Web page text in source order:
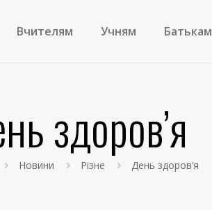
Вчителям Учням Батькам
здоров’я
Новини Різне День здоров’я